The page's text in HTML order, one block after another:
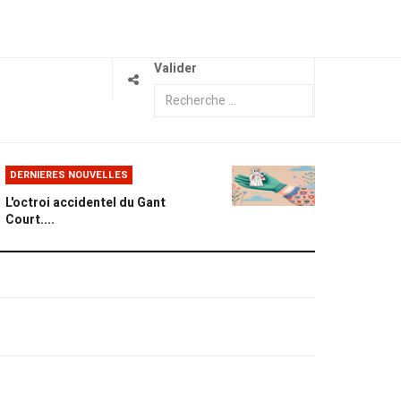
Valider
DERNIERES NOUVELLES
L'octroi accidentel du Gant
Court....